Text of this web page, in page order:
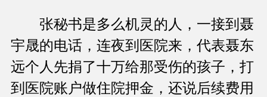
张秘书是多么机灵的人，一接到聂
宇晟的电话，连夜到医院来，代表聂东
远个人先捐了十万给那受伤的孩子，打
到医院账户做住院押金，还说后续费用